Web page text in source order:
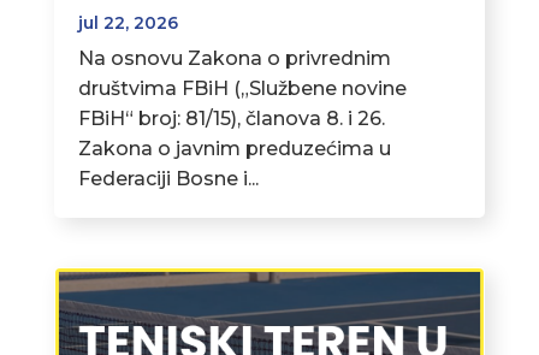
jul 22, 2026
Na osnovu Zakona o privrednim
društvima FBiH („Službene novine
FBiH“ broj: 81/15), članova 8. i 26.
Zakona o javnim preduzećima u
Federaciji Bosne i...